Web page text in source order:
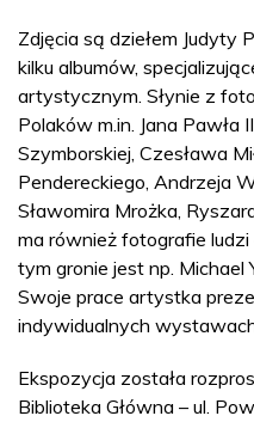
Zdjęcia są dziełem Judyty
kilku albumów,
artystycznym. Słynie z
Polaków m.in. Jana Pawła
Szymborskiej, Czesława
Pendereckiego, Andrzeja
Sławomira Mrożka,
ma również fotografie
tym gronie jest np. Michael
Swoje prace artystka
indywidualnych
Ekspozycja została
Biblioteka Główna – ul.